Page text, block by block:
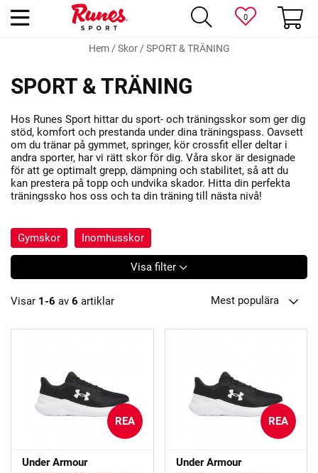
0
Hem/Skor/SPORT & TRÄNING
SPORT & TRÄNING
Hos Runes Sport hittar du sport- och träningsskor som ger dig
stöd, komfort och prestanda under dina träningspass. Oavsett
om du tränar på gymmet, springer, kör crossfit eller deltar i
andra sporter, har vi rätt skor för dig. Våra skor är designade
för att ge optimalt grepp, dämpning och stabilitet, så att du
kan prestera på topp och undvika skador. Hitta din perfekta
träningssko hos oss och ta din träning till nästa nivå!
Gymskor Inomhusskor
Visa filter
Visar 1-6 av 6 artiklar Mest populära
REA
Under Armour
REA
Under Armour